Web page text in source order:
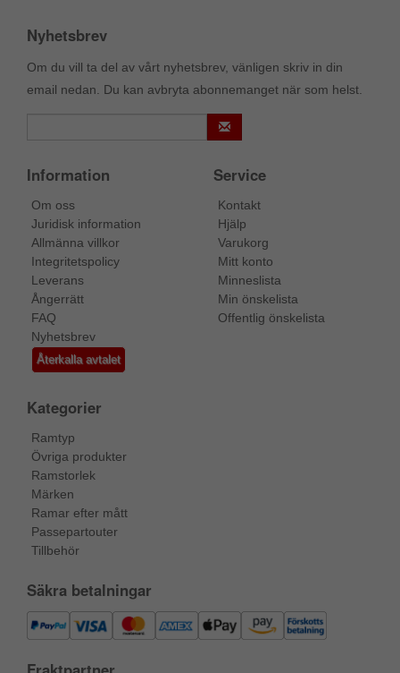
Nyhetsbrev
Om du vill ta del av vårt nyhetsbrev, vänligen skriv in din
email nedan. Du kan avbryta abonnemanget när som helst.
Information
Om oss
Juridisk information
Allmänna villkor
Integritetspolicy
Leverans
Ångerrätt
FAQ
Nyhetsbrev
Återkalla avtalet
Service
Kontakt
Hjälp
Varukorg
Mitt konto
Minneslista
Min önskelista
Offentlig önskelista
Kategorier
Ramtyp
Övriga produkter
Ramstorlek
Märken
Ramar efter mått
Passepartouter
Tillbehör
Säkra betalningar